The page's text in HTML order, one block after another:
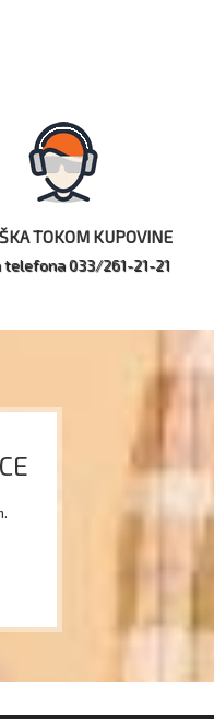
TOKOM KUPOVINE
telefona 033/261-21-21